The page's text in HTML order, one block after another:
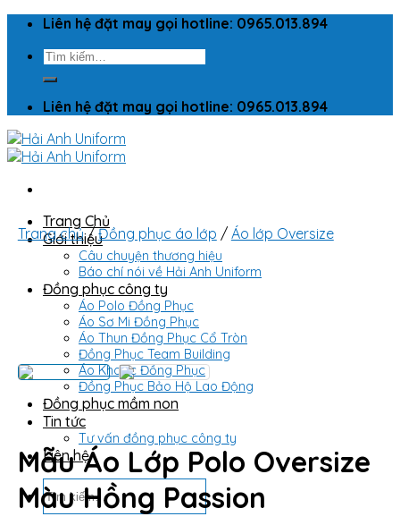
Skip
content
Liên hệ đặt may gọi hotline: 0965.013.894
Tìm
kiếm:
Liên hệ đặt may gọi hotline: 0965.013.894
Trang Chủ
Giới thiệu
Câu chuyện thương hiệu
Báo chí nói về Hải Anh Uniform
Đồng phục công ty
Áo Polo Đồng Phục
Áo Sơ Mi Đồng Phục
Áo Thun Đồng Phục Cổ Tròn
Đồng Phục Team Building
Áo Khoác Đồng Phục
Đồng Phục Bảo Hộ Lao Động
Đồng phục mầm non
Tin tức
Tư vấn đồng phục công ty
Liên hệ
Tìm
kiếm:
Trang chủ / Đồng phục áo lớp / Áo lớp Oversize
Mẫu Áo Lớp Polo Oversize
Màu Hồng Passion